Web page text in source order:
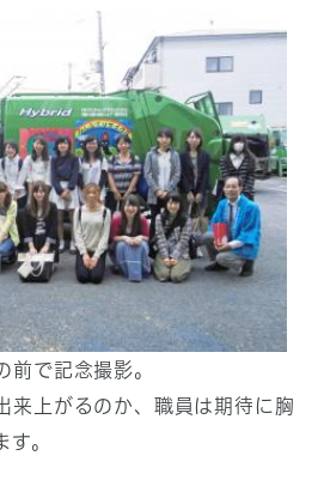
前で記念撮影。
来上がるのか、職員は期待に胸
す。